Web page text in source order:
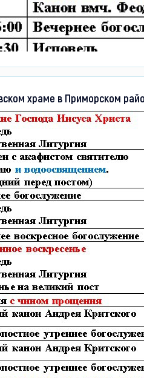
храме в Приморском